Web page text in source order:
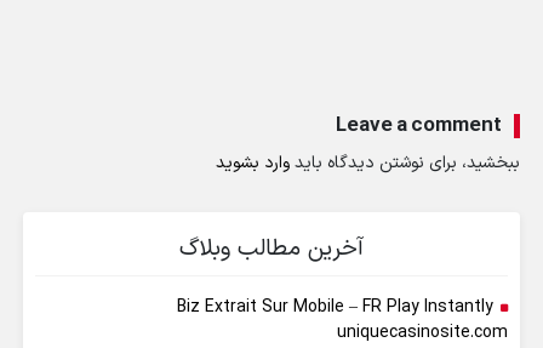
Leave a comment
ببخشید، برای نوشتن دیدگاه بایدوارد بشوید
آخرین مطالب وبلاگ
Biz Extrait Sur Mobile – FR Play Instantly
uniquecasinosite.com